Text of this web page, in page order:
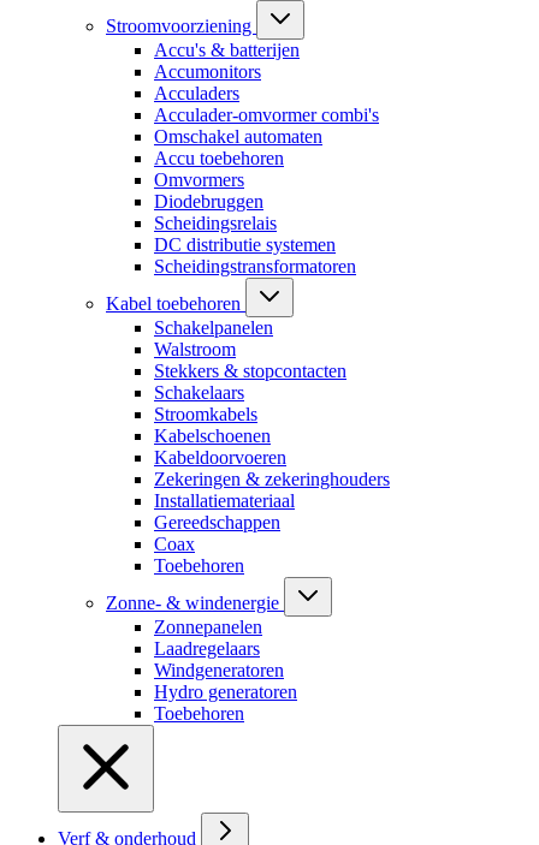
Stroomvoorziening
Accu's & batterijen
Accumonitors
Acculaders
Acculader-omvormer combi's
Omschakel automaten
Accu toebehoren
Omvormers
Diodebruggen
Scheidingsrelais
DC distributie systemen
Scheidingstransformatoren
Kabel toebehoren
Schakelpanelen
Walstroom
Stekkers & stopcontacten
Schakelaars
Stroomkabels
Kabelschoenen
Kabeldoorvoeren
Zekeringen & zekeringhouders
Installatiemateriaal
Gereedschappen
Coax
Toebehoren
Zonne- & windenergie
Zonnepanelen
Laadregelaars
Windgeneratoren
Hydro generatoren
Toebehoren
Verf & onderhoud